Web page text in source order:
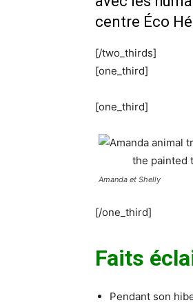
centre Éco
[/two_thirds]
[one_third]
[one_third]
Amanda et Shelly
[/one_third]
Faits
Pendant son